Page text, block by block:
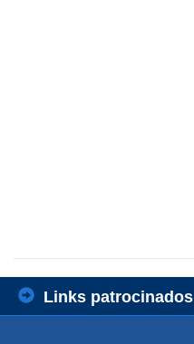
Links patrocinados